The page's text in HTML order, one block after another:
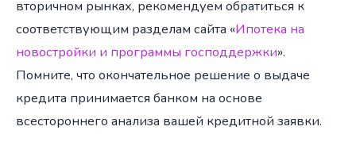
вторичном рынках, рекомендуем обратиться к
соответствующим разделам сайта «Ипотека на
новостройки и программы господдержки».
Помните, что окончательное решение о выдаче
кредита принимается банком на основе
всестороннего анализа вашей кредитной заявки.